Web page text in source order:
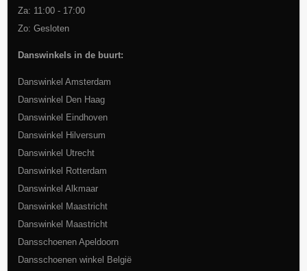
Za: 11:00 - 17:00
Zo: Gesloten
Danswinkels in de buurt:
Danswinkel Amsterdam
Danswinkel Den Haag
Danswinkel Eindhoven
Danswinkel Hilversum
Danswinkel Utrecht
Danswinkel Rotterdam
Danswinkel Alkmaar
Danswinkel Maastricht
Danswinkel Maastricht
Dansschoenen Apeldoorn
Dansschoenen winkel België